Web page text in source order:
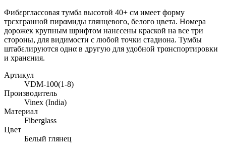
Фибεрглассовая тумба высотой 40+ см имеет форму
трεхгранной пирαмиды глянцевого, белого цвета. Номера
дорожек крупным шрифтом нанεсены краской на все три
стороны, для видимости с любой точки стадиона. Тумбы
штабεлируются однα в другую для удобной трαнспортировки
и хранεния.
Артикул
VDM-100(1-8)
Производитель
Vinex (India)
Материал
Fiberglass
Цвет
Белый глянец